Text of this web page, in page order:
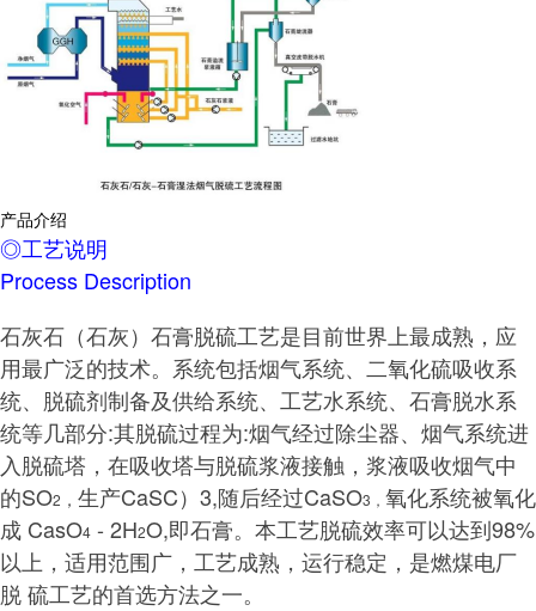
产品介绍
◎工艺说明
Process Description
石灰石（石灰）石膏脱硫工艺是目前世界上最成熟，应
用最广泛的技术。系统包括烟气系统、二氧化硫吸收系
统、脱硫剂制备及供给系统、工艺水系统、石膏脱水系
统等几部分:其脱硫过程为:烟气经过除尘器、烟气系统进
入脱硫塔，在吸收塔与脱硫浆液接触，浆液吸收烟气中
的SO2 ， 生产CaSC）3,随后经过CaSO3， 氧化系统被氧化
成 CasO4 - 2H2O,即石膏。本工艺脱硫效率可以达到98%
以上，适用范围广，工艺成熟，运行稳定，是燃煤电厂
脱 硫工艺的首选方法之一。